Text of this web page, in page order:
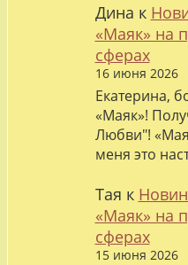
Дина к
«Маяк» на
сферах
16 июня 2026
Екатерина,
«Маяк»!
Любви"!
меня это
Тая к
«Маяк» на
сферах
15 июня 2026